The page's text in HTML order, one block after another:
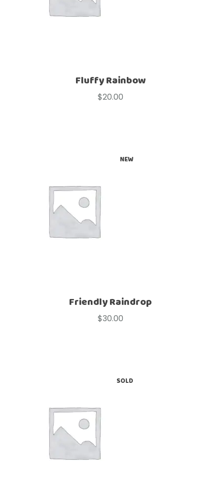
Fluffy Rainbow
$20.00
NEW
Friendly Raindrop
$30.00
SOLD